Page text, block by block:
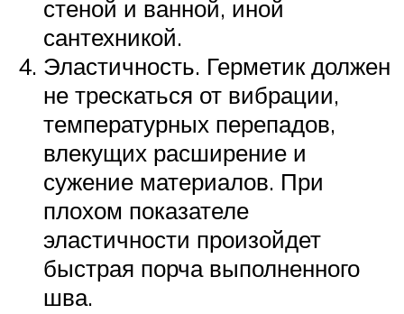
стеной и ванной, иной
сантехникой.
Эластичность. Герметик должен
не трескаться от вибрации,
температурных перепадов,
влекущих расширение и
сужение материалов. При
плохом показателе
эластичности произойдет
быстрая порча выполненного
шва.